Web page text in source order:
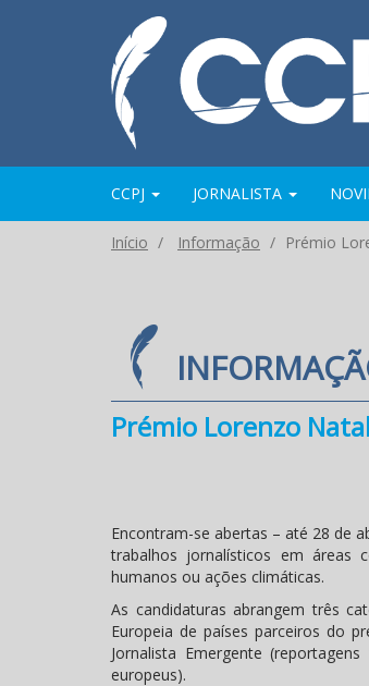
CCPJ JORNALISTA
Início Informação Prémio
Prémio Lorenzo
Encontram-se abertas – até 28 de
trabalhos jornalísticos em áreas
humanos ou ações climáticas.
As candidaturas abrangem três
Europeia de países parceiros do
Jornalista Emergente
europeus).